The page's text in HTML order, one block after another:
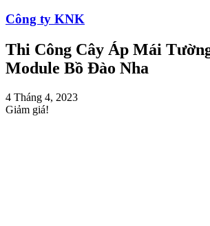
Công ty KNK
Thi Công Cây Áp Mái
Module Bồ Đào Nha
4 Tháng 4, 2023
Giảm giá!